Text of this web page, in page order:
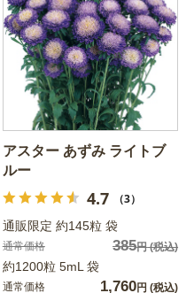
アスター あずみ ライトブ
ルー
4.7 （3）
通販限定 約145粒 袋
通常価格 385円(税込)
約1200粒 5mL 袋
通常価格 1,760円 (税込)